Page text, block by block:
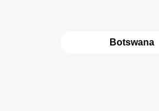
Botswana